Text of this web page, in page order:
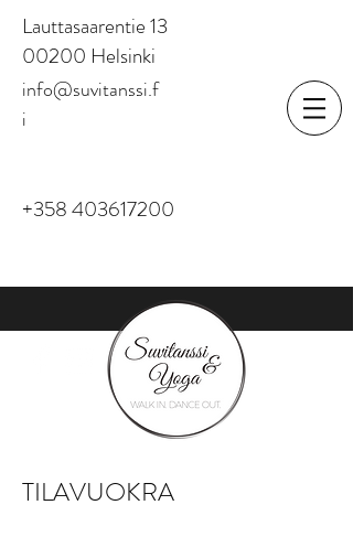
Lauttasaarentie 13
00200 Helsinki
info@suvitanssi.f
i
+358 403617200
TILAVUOKRA